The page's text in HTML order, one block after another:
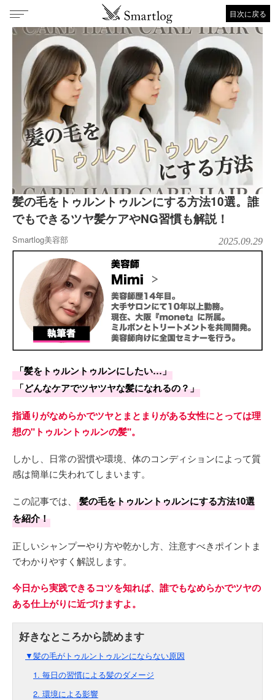
目次に戻る
髪の毛をトゥルントゥルンにする方法10選。誰
でもできるツヤ髪ケアやNG習慣も解説！
Smartlog美容部 2025.09.29
「髪をトゥルントゥルンにしたい…」
「どんなケアでツヤツヤな髪になれるの？」
指通りがなめらかでツヤとまとまりがある女性にとっては理
想の"トゥルントゥルンの髪"。
しかし、日常の習慣や環境、体のコンディションによって質
感は簡単に失われてしまいます。
この記事では、
髪の毛をトゥルントゥルンにする方法10選
を紹介！
正しいシャンプーやり方や乾かし方、注意すべきポイントま
でわかりやすく解説します。
今日から実践できるコツを知れば、誰でもなめらかでツヤの
ある仕上がりに近づけますよ。
▼髪の毛がトゥルントゥルンにならない原因
1. 毎日の習慣による髪のダメージ
2. 環境による影響